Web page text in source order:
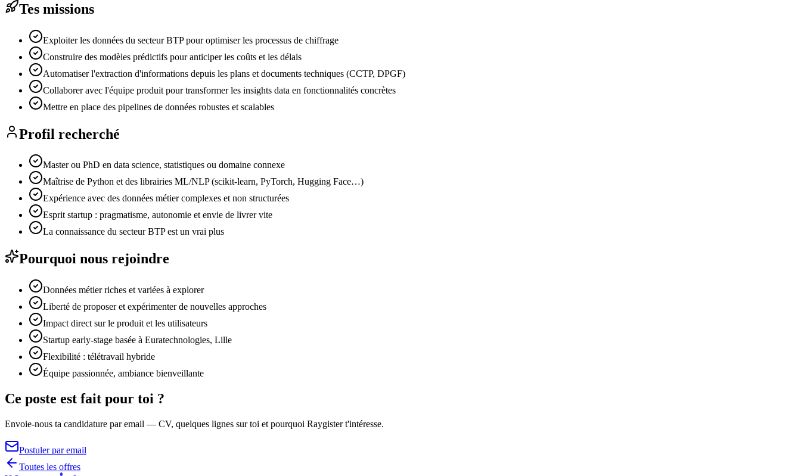
Tes missions
Exploiter les données du secteur BTP pour optimiser les processus de chiffrage
Construire des modèles prédictifs pour anticiper les coûts et les délais
Automatiser l'extraction d'informations depuis les plans et documents techniques (CCTP, DPGF)
Collaborer avec l'équipe produit pour transformer les insights data en fonctionnalités concrètes
Mettre en place des pipelines de données robustes et scalables
Profil recherché
Master ou PhD en data science, statistiques ou domaine connexe
Maîtrise de Python et des librairies ML/NLP (scikit-learn, PyTorch, Hugging Face…)
Expérience avec des données métier complexes et non structurées
Esprit startup : pragmatisme, autonomie et envie de livrer vite
La connaissance du secteur BTP est un vrai plus
Pourquoi nous rejoindre
Données métier riches et variées à explorer
Liberté de proposer et expérimenter de nouvelles approches
Impact direct sur le produit et les utilisateurs
Startup early-stage basée à Euratechnologies, Lille
Flexibilité : télétravail hybride
Équipe passionnée, ambiance bienveillante
Ce poste est fait pour toi ?
Envoie-nous ta candidature par email — CV, quelques lignes sur toi et pourquoi Raygister t'intéresse.
Postuler par email
Toutes les offres